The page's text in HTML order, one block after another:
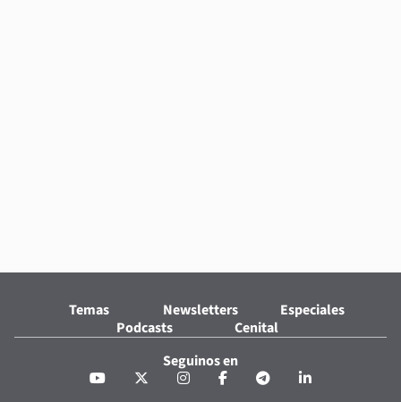
Temas Newsletters
Especiales
Podcasts
Cenital
Seguinos en